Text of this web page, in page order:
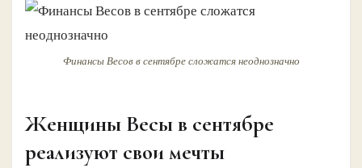
Финансы Весов в сентябре сложатся неоднозначно
Женщины Весы в сентябре
реализуют свои мечты